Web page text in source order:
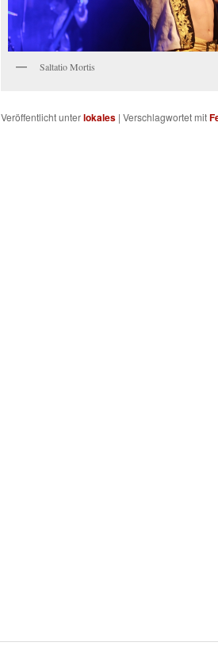
Saltatio Mortis
Veröffentlicht unterlokales | Verschlagwortet mit